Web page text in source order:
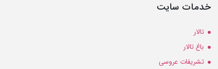
خدمات سایت
تالار
باغ تالار
تشریفات عروسی